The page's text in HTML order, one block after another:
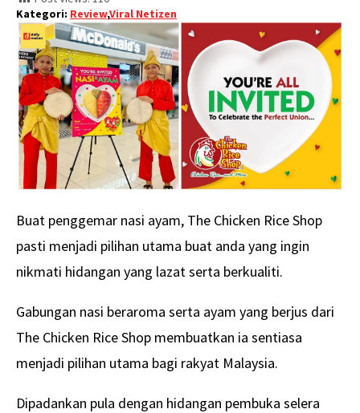
Kategori: Review,Viral Netizen
Buat penggemar nasi ayam, The Chicken Rice Shop
pasti menjadi pilihan utama buat anda yang ingin
nikmati hidangan yang lazat serta berkualiti.
Gabungan nasi beraroma serta ayam yang berjus dari
The Chicken Rice Shop membuatkan ia sentiasa
menjadi pilihan utama bagi rakyat Malaysia.
Dipadankan pula dengan hidangan pembuka selera